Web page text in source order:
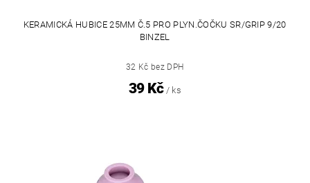
KERAMICKÁ HUBICE 25MM Č.5 PRO PLYN.ČOČKU SR/GRIP 9/20
BINZEL
32 Kč bez DPH
39 Kč / ks